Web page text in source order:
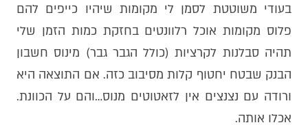
בעודי משוטטת לסמן לי מקומות שיהיו כייפים להם
פלוס מקומות אוכל רלוונטים בחזקת כמות הזמן שלי
תהיה סבלנות לקרציות (כולל הגבר גבר) מינוס חשבון
הבנק שבטח יחטוף קלות מסיבוב כזה. אם התוצאה היא
ורודה עם נצנצים אין לזאטוטים מנוס…והם על הכוונת.
אכלו אותה.